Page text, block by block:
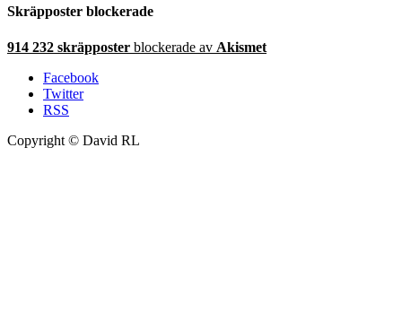
Skräpposter blockerade
914 232 skräpposter blockerade av Akismet
Facebook
Twitter
RSS
Copyright © David RL